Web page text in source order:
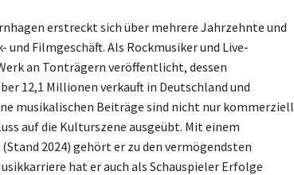
erstreckt sich über mehrere Jahrzehnte und
Filmgeschäft. Als Rockmusiker und Live-
an Tonträgern veröffentlicht, dessen
12,1 Millionen verkauft in Deutschland und
musikalischen Beiträge sind nicht nur kommerziell
auf die Kulturszene ausgeübt. Mit einem
2024) gehört er zu den vermögendsten
hat er auch als Schauspieler Erfolge